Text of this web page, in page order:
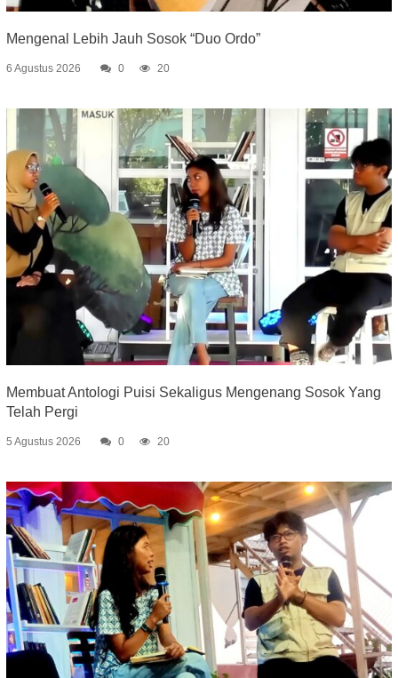
Mengenal Lebih Jauh Sosok “Duo Ordo”
6 Agustus 2026 0 20
Membuat Antologi Puisi Sekaligus Mengenang Sosok Yang
Telah Pergi
5 Agustus 2026 0 20